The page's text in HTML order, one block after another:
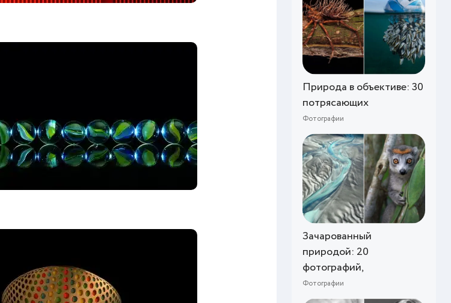
Природа в объективе: 30
потрясающих
Фотографии
Зачарованный
природой: 20
фотографий,
Фотографии